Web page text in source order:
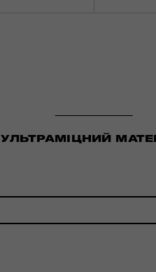
УЛЬТРАМІЦНИЙ